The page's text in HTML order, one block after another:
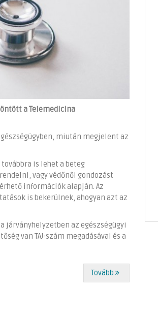
a Telemedicina
miután megjelent az
is lehet a beteg
vagy védőnői gondozást
információk alapján. Az
is bekerülnek, ahogyan azt az
az egészségügyi
van TAJ-szám megadásával és a
Tovább